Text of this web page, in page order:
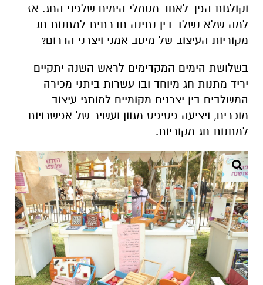
וקולגות הפך לאחד מסמלי הימים שלפני החג. אז
למה שלא נשלב בין נתינה חברתית למתנות חג
מקוריות העיצוב של מיטב אמני ויצרני הדרום?
בשלושת הימים המקדימים לראש השנה יתקיים
יריד מתנות חג מיוחד ובו עשרות ביתני מכירה
המשלבים בין יצרנים מקומיים למותגי עיצוב
מוכרים, ויציעה פסיפס מגוון ועשיר של אפשרויות
למתנות חג מקוריות.